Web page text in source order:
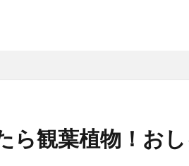
ら観葉植物！お